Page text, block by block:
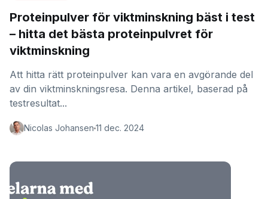
Proteinpulver för viktminskning bäst i test
– hitta det bästa proteinpulvret för
viktminskning
Att hitta rätt proteinpulver kan vara en avgörande del
av din viktminskningsresa. Denna artikel, baserad på
testresultat...
Nicolas Johansen 11 dec. 2024